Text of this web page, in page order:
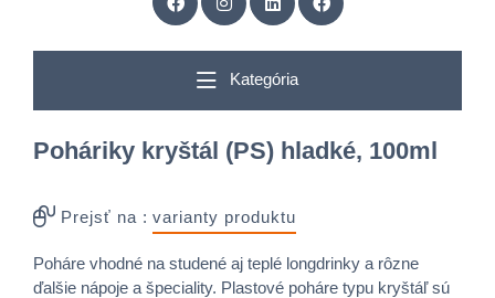
Kategória
Poháriky kryštál (PS) hladké, 100ml
Prejsť na : varianty produktu
Poháre vhodné na studené aj teplé longdrinky a rôzne
ďalšie nápoje a špeciality. Plastové poháre typu kryštáľ sú